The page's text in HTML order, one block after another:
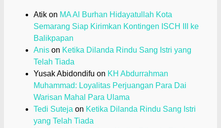
Atik on MA Al Burhan Hidayatullah Kota
Semarang Siap Kirimkan Kontingen ISCH III ke
Balikpapan
Anis on Ketika Dilanda Rindu Sang Istri yang
Telah Tiada
Yusak Abidondifu on KH Abdurrahman
Muhammad: Loyalitas Perjuangan Para Dai
Warisan Mahal Para Ulama
Tedi Suteja on Ketika Dilanda Rindu Sang Istri
yang Telah Tiada